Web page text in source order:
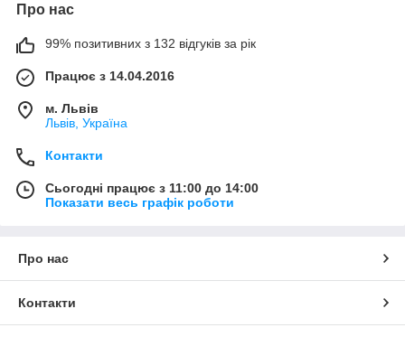
Про нас
99% позитивних з 132 відгуків за рік
Працює з 14.04.2016
м. Львів
Львів, Україна
Контакти
Сьогодні працює з 11:00 до 14:00
Показати весь графік роботи
Про нас
Контакти